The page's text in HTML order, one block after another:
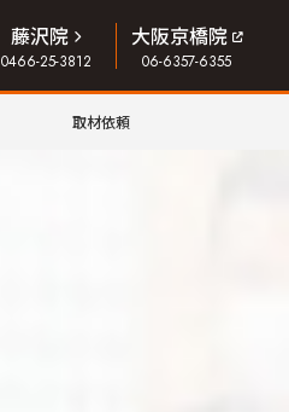
藤沢院
0466-25-3812
大阪京橋院
06-6357-6355
取材依頼